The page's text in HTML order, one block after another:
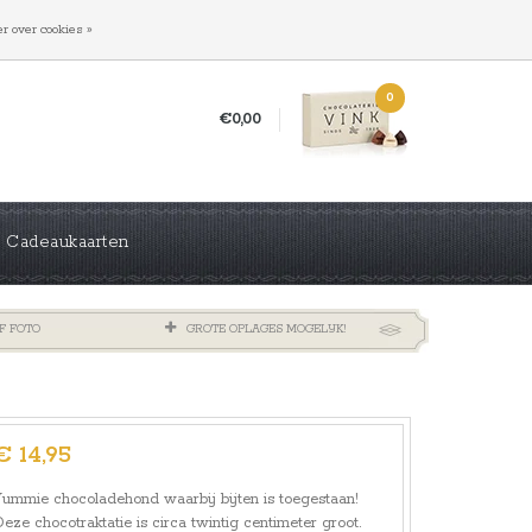
€0,00
0
Cadeaukaarten
FOTO GROTE OPLAGES MOGELIJK!
14,95
chocoladehond waarbij bijten is toegestaan!
chocotraktatie is circa twintig centimeter groot.
over cookies »